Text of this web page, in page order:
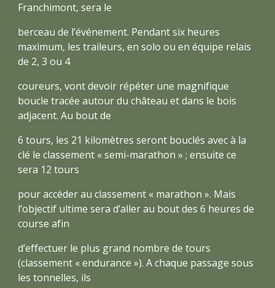
Franchimont, sera le
berceau de l’événement. Pendant six heures
maximum, les traileurs, en solo ou en équipe relais
de 2, 3 ou 4
coureurs, vont devoir répéter une magnifique
boucle tracée autour du château et dans le bois
adjacent. Au bout de
6 tours, les 21 kilomètres seront bouclés avec à la
clé le classement « semi-marathon » ; ensuite ce
sera 12 tours
pour accéder au classement « marathon ». Mais
l’objectif ultime sera d’aller au bout des 6 heures de
course afin
d’effectuer le plus grand nombre de tours
(classement « endurance »). A chaque passage sous
les tonnelles, ils